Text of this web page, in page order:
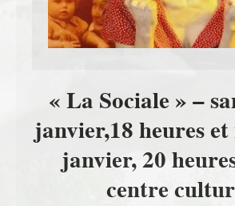
« La Sociale » –
janvier,18 heures
janvier, 20
centre